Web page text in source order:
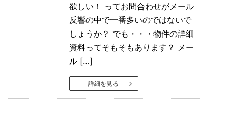
欲しい！ ってお問合わせがメール
反響の中で一番多いのではないで
しょうか？ でも・・・物件の詳細
資料ってそもそもあります？ メー
ル […]
詳細を見る